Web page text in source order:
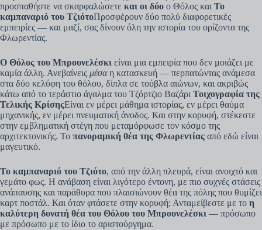
προσπαθήστε να σκαρφαλώσετε και οι δύο ο Θόλος και Το
καμπαναριό του ΤζιότοΠροσφέρουν δύο πολύ διαφορετικές
εμπειρίες — και μαζί, σας δίνουν όλη την ιστορία του ορίζοντα της
Φλωρεντίας.
Ο Θόλος του Μπρουνελέσκι είναι μια εμπειρία που δεν μοιάζει με
καμία άλλη. Ανεβαίνεις μέσαη κατασκευή — περπατώντας ανάμεσα
στα δύο κελύφη του θόλου, δίπλα σε τούβλα αιώνων, και ακριβώς
κάτω από το τεράστιο άγαλμα του Τζόρτζιο Βαζάρι Τοιχογραφία της
Τελικής ΚρίσηςΕίναι εν μέρει μάθημα ιστορίας, εν μέρει θαύμα
μηχανικής, εν μέρει πνευματική άνοδος. Και στην κορυφή, στέκεστε
στην εμβληματική στέγη που μεταμόρφωσε τον κόσμο της
αρχιτεκτονικής. Το πανοραμική θέα της Φλωρεντίας από εδώ είναι
μαγευτικό.
Το καμπαναριό του Τζιότο, από την άλλη πλευρά, είναι ανοιχτό και
γεμάτο φως. Η ανάβαση είναι λιγότερο έντονη, με πιο συχνές στάσεις
ανάπαυσης και παράθυρα που πλαισιώνουν θέα της πόλης που θυμίζει
καρτ ποστάλ. Και όταν φτάσετε στην κορυφή; Ανταμείβεστε με το η
καλύτερη δυνατή θέα του Θόλου του Μπρουνελέσκι — πρόσωπο
με πρόσωπο με το ίδιο το αριστούργημα.